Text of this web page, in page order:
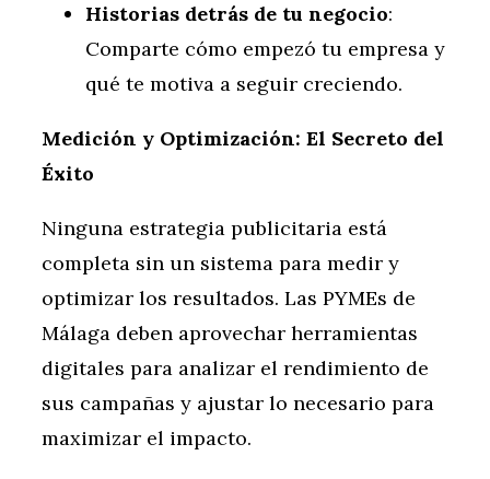
Historias detrás de tu negocio:
Comparte cómo empezó tu empresa y
qué te motiva a seguir creciendo.
Medición y Optimización: El Secreto del
Éxito
Ninguna estrategia publicitaria está
completa sin un sistema para medir y
optimizar los resultados. Las PYMEs de
Málaga deben aprovechar herramientas
digitales para analizar el rendimiento de
sus campañas y ajustar lo necesario para
maximizar el impacto.